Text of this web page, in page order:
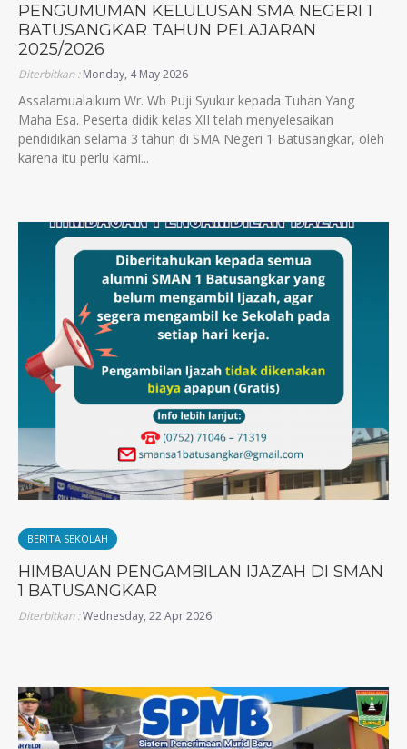
PENGUMUMAN KELULUSAN SMA NEGERI 1
BATUSANGKAR TAHUN PELAJARAN
2025/2026
Diterbitkan :Monday, 4 May 2026
Assalamualaikum Wr. Wb Puji Syukur kepada Tuhan Yang
Maha Esa. Peserta didik kelas XII telah menyelesaikan
pendidikan selama 3 tahun di SMA Negeri 1 Batusangkar, oleh
karena itu perlu kami...
BERITA SEKOLAH
HIMBAUAN PENGAMBILAN IJAZAH DI SMAN
1 BATUSANGKAR
Diterbitkan :Wednesday, 22 Apr 2026